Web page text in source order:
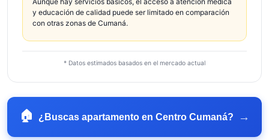
y educación de calidad puede ser limitado en comparación
con otras zonas de Cumaná.
* Datos estimados basados en el mercado actual
🏠 ¿Buscas apartamento en Centro Cumaná? →